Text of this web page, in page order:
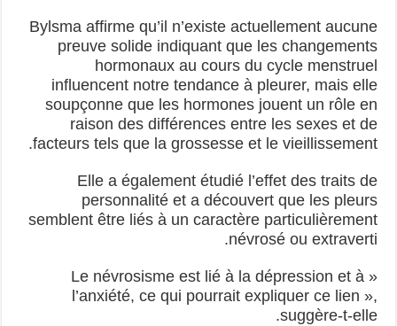
Bylsma affirme qu’il n’existe actuellement aucune
preuve solide indiquant que les changements
hormonaux au cours du cycle menstruel
influencent notre tendance à pleurer, mais elle
soupçonne que les hormones jouent un rôle en
raison des différences entre les sexes et de
facteurs tels que la grossesse et le vieillissement.
Elle a également étudié l’effet des traits de
personnalité et a découvert que les pleurs
semblent être liés à un caractère particulièrement
névrosé ou extraverti.
« Le névrosisme est lié à la dépression et à
l’anxiété, ce qui pourrait expliquer ce lien »,
suggère-t-elle.